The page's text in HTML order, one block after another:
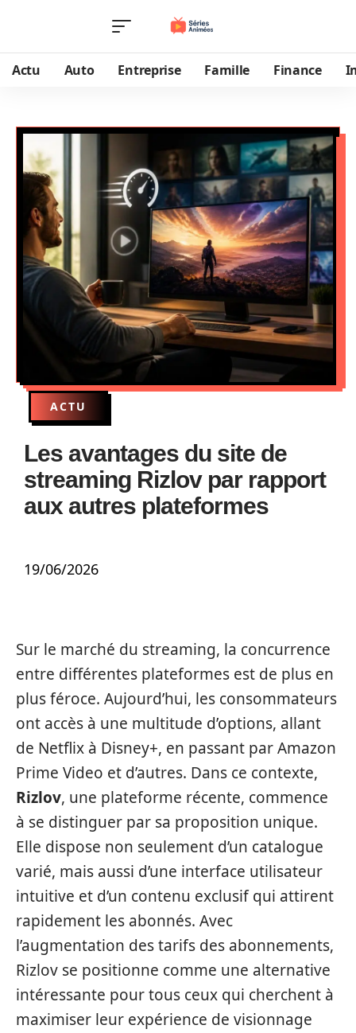
Actu Auto Entreprise Famille Finance
ACTU
Les avantages du site de
streaming Rizlov par rapport
aux autres plateformes
19/06/2026
Sur le marché du streaming, la concurrence
entre différentes plateformes est de plus en
plus féroce. Aujourd’hui, les consommateurs
ont accès à une multitude d’options, allant
de Netflix à Disney+, en passant par Amazon
Prime Video et d’autres. Dans ce contexte,
Rizlov, une plateforme récente, commence
à se distinguer par sa proposition unique.
Elle dispose non seulement d’un catalogue
varié, mais aussi d’une interface utilisateur
intuitive et d’un contenu exclusif qui attirent
rapidement les abonnés. Avec
l’augmentation des tarifs des abonnements,
Rizlov se positionne comme une alternative
intéressante pour tous ceux qui cherchent à
maximiser leur expérience de visionnage